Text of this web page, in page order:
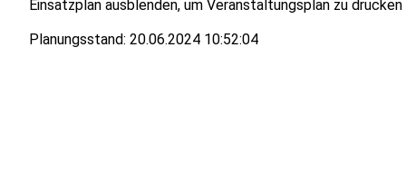
Einsatzplan ausblenden, um Veranstaltungsplan zu drucken
Planungsstand: 20.06.2024 10:52:04